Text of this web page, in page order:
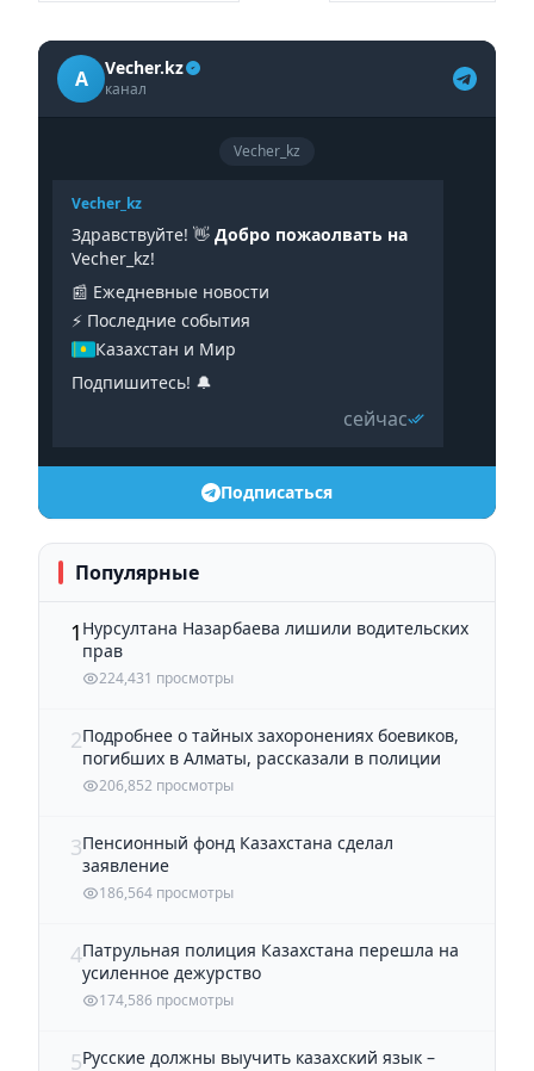
A Vecher.kz
канал
Vecher_kz
Vecher_kz
Здравствуйте! 👋 Добро пожаолвать на
Vecher_kz!
📰 Ежедневные новости
⚡️ Последние события
Казахстан и Мир
Подпишитесь! 🔔
сейчас
Подписаться
Популярные
1 Нурсултана Назарбаева лишили водительских
прав
224,431 просмотры
2Подробнее о тайных захоронениях боевиков,
погибших в Алматы, рассказали в полиции
206,852 просмотры
3Пенсионный фонд Казахстана сделал
заявление
186,564 просмотры
4Патрульная полиция Казахстана перешла на
усиленное дежурство
174,586 просмотры
5Русские должны выучить казахский язык –